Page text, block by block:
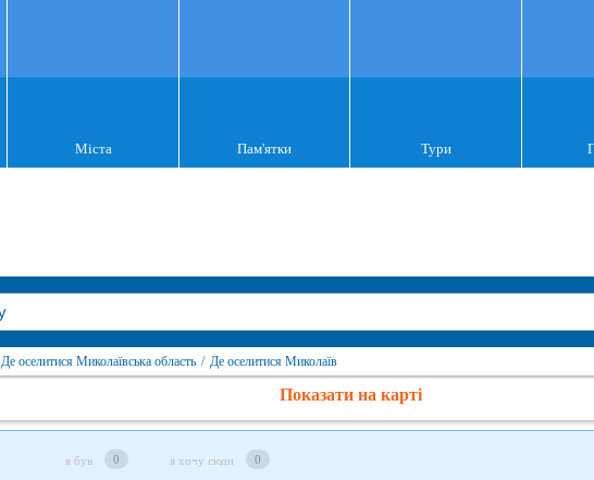
Міста Пам'ятки Тури
Де оселитися Миколаївська область / Де оселитися Миколаїв
Показати на карті
я був 0 я хочу сюди 0